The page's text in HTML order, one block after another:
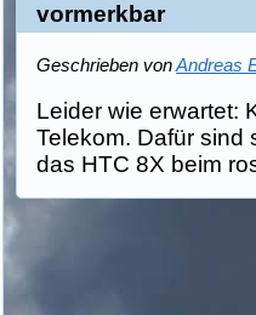
vormerkbar
Geschrieben vonAndreas
Leider wie erwartet:
Telekom. Dafür sind
das HTC 8X beim